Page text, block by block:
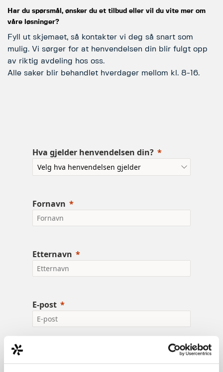
Har du spørsmål, ønsker du et tilbud eller vil du vite mer om
våre løsninger?
Fyll ut skjemaet, så kontakter vi deg så snart som
mulig. Vi sørger for at henvendelsen din blir fulgt opp
av riktig avdeling hos oss.
Alle saker blir behandlet hverdager mellom kl. 8-16.
Hva gjelder henvendelsen din?
Fornavn
Etternavn
E-post